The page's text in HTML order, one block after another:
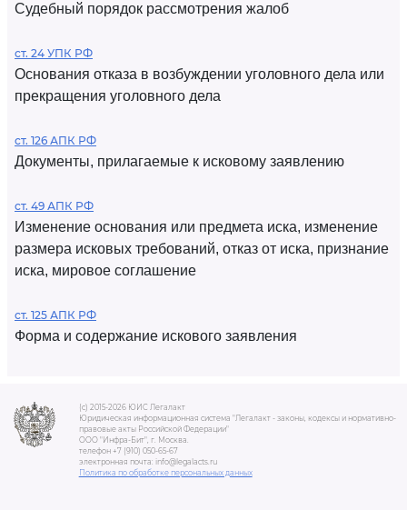
Судебный порядок рассмотрения жалоб
ст. 24 УПК РФ
Основания отказа в возбуждении уголовного дела или
прекращения уголовного дела
ст. 126 АПК РФ
Документы, прилагаемые к исковому заявлению
ст. 49 АПК РФ
Изменение основания или предмета иска, изменение
размера исковых требований, отказ от иска, признание
иска, мировое соглашение
ст. 125 АПК РФ
Форма и содержание искового заявления
(c) 2015-2026 ЮИС Легалакт
Юридическая информационная система "Легалакт - законы, кодексы и нормативно-
правовые акты Российской Федерации"
ООО "Инфра-Бит", г. Москва.
телефон +7 (910) 050-65-67
электронная почта: info@legalacts.ru
Политика по обработке персональных данных